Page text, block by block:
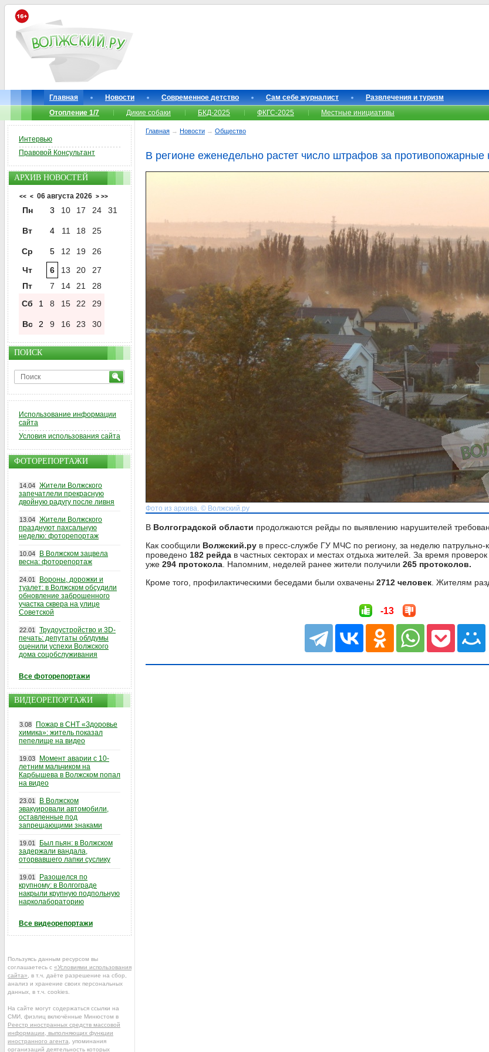
Главная Новости Современное детство Сам себе журналист
Развлечения и туризм
Отопление 1/7
Дикие собаки БКД-2025 ФКГС-2025 Местные инициативы
Главная → Новости → Общество
В регионе еженедельно растет число штрафов за противопожарные
Фото из архива. © Волжский.ру
В Волгоградской области продолжаются рейды по выявлению нарушителей
Как сообщили Волжский.ру в пресс-службе ГУ МЧС по региону, за неделю
проведено 182 рейда в частных секторах и местах отдыха жителей. За время
уже 294 протокола . Напомним, неделей ранее жители получили 265 протоколов.
Кроме того, профилактическими беседами были охвачены 2712 человек . Жителям
-13
Интервью
Правовой Консультант
АРХИВ НОВОСТЕЙ
<< < 06 августа 2026 > >>
Пн 3 10 17 24 31
Вт 4 11 18 25
Ср 5 12 19
26
Чт
6 13 20
27
Пт
7 14 21
28
Сб
1 8 15 22 29
Вс 2 9 16 23 30
ПОИСК
Использование информации
сайта
Условия использования сайта
ФОТОРЕПОРТАЖИ
14.04 Жители Волжского
запечатлели прекрасную
двойную радугу после ливня
13.04 Жители Волжского
празднуют пахсальную
неделю: фоторепортаж
10.04
В Волжском зацвела
весна: фоторепортаж
24.01
Вороны, дорожки и
туалет: в Волжском обсудили
обновление заброшенного
участка сквера на улице
Советской
22.01
Трудоустройство и 3D-
печать: депутаты облдумы
оценили успехи Волжского
дома соцобслуживания
Все фоторепортажи
ВИДЕОРЕПОРТАЖИ
3.08
Пожар в СНТ «Здоровье
химика»: житель показал
пепелище на видео
19.03
Момент аварии с 10-
летним мальчиком на
Карбышева в Волжском попал
на видео
23.01
В Волжском
эвакуировали автомобили,
оставленные под
запрещающими знаками
19.01
Был пьян: в Волжском
задержали вандала,
оторвавшего лапки суслику
19.01
Разошелся по
крупному: в Волгограде
накрыли крупную подпольную
нарколабораторию
Все видеорепортажи
Пользуясь данным ресурсом вы
соглашаетесь с «Условиями использования
сайта» , в т.ч. даёте разрешение на сбор,
анализ и хранение своих персональных
данных, в т.ч. cookies.
На сайте могут содержаться ссылки на
СМИ, физлиц включённые Минюстом в
Реестр иностранных средств массовой
информации, выполняющих функции
иностранного агента , упоминания
организаций деятельность которых